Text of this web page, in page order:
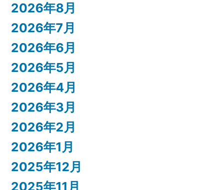
2026年8月
2026年7月
2026年6月
2026年5月
2026年4月
2026年3月
2026年2月
2026年1月
2025年12月
2025年11月